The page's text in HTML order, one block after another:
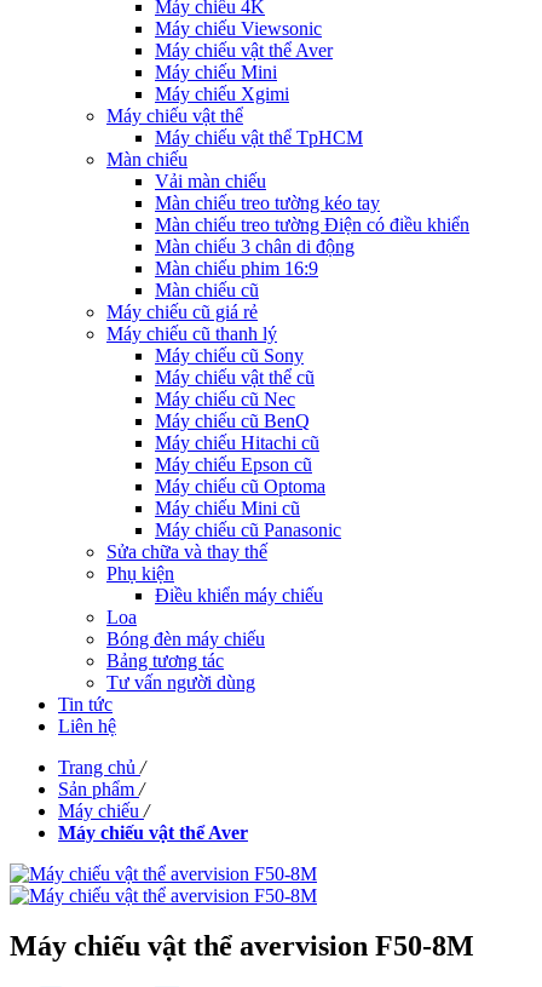
Máy chiếu 4K
Máy chiếu Viewsonic
Máy chiếu vật thể Aver
Máy chiếu Mini
Máy chiếu Xgimi
Máy chiếu vật thể
Máy chiếu vật thể TpHCM
Màn chiếu
Vải màn chiếu
Màn chiếu treo tường kéo tay
Màn chiếu treo tường Điện có điều khiển
Màn chiếu 3 chân di động
Màn chiếu phim 16:9
Màn chiếu cũ
Máy chiếu cũ giá rẻ
Máy chiếu cũ thanh lý
Máy chiếu cũ Sony
Máy chiếu vật thể cũ
Máy chiếu cũ Nec
Máy chiếu cũ BenQ
Máy chiếu Hitachi cũ
Máy chiếu Epson cũ
Máy chiếu cũ Optoma
Máy chiếu Mini cũ
Máy chiếu cũ Panasonic
Sửa chữa và thay thế
Phụ kiện
Điều khiển máy chiếu
Loa
Bóng đèn máy chiếu
Bảng tương tác
Tư vấn người dùng
Tin tức
Liên hệ
Trang chủ /
Sản phẩm /
Máy chiếu /
Máy chiếu vật thể Aver
Máy chiếu vật thể avervision F50-8M